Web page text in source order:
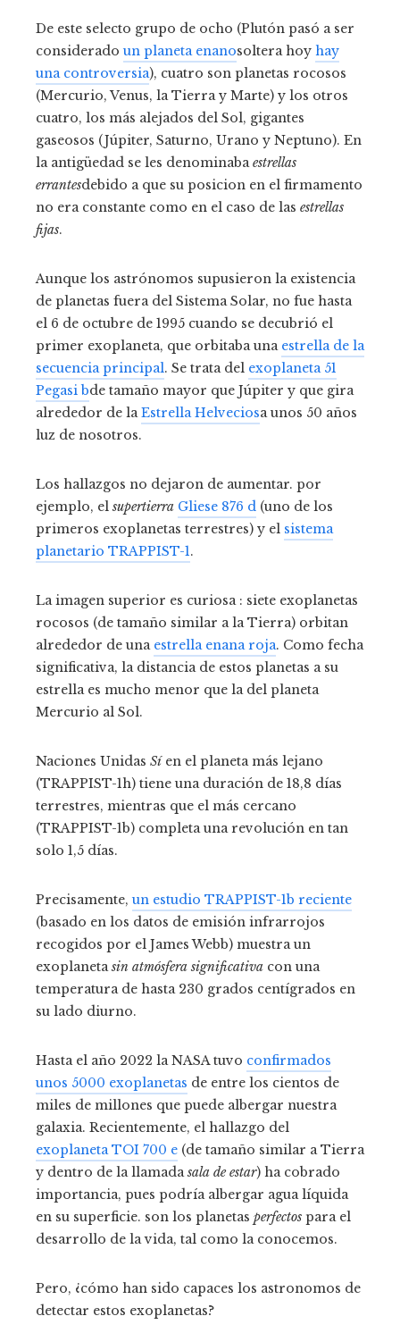
De este selecto grupo de ocho (Plutón pasó a ser
considerado un planeta enanosoltera hoy hay
una controversia), cuatro son planetas rocosos
(Mercurio, Venus, la Tierra y Marte) y los otros
cuatro, los más alejados del Sol, gigantes
gaseosos (Júpiter, Saturno, Urano y Neptuno). En
la antigüedad se les denominabaestrellas
errantesdebido a que su posicion en el firmamento
no era constante como en el caso de las estrellas
fijas.
Aunque los astrónomos supusieron la existencia
de planetas fuera del Sistema Solar, no fue hasta
el 6 de octubre de 1995 cuando se decubrió el
primer exoplaneta, que orbitaba una estrella de la
secuencia principal. Se trata del exoplaneta 51
Pegasi bde tamaño mayor que Júpiter y que gira
alrededor de laEstrella Helveciosa unos 50 años
luz de nosotros.
Los hallazgos no dejaron de aumentar. por
ejemplo, el supertierra Gliese 876 d (uno de los
primeros exoplanetas terrestres) y el sistema
planetario TRAPPIST-1.
La imagen superior es curiosa : siete exoplanetas
rocosos (de tamaño similar a la Tierra) orbitan
alrededor de una estrella enana roja. Como fecha
significativa, la distancia de estos planetas a su
estrella es mucho menor que la del planeta
Mercurio al Sol.
Naciones Unidas Síen el planeta más lejano
(TRAPPIST-1h) tiene una duración de 18,8 días
terrestres, mientras que el más cercano
(TRAPPIST-1b) completa una revolución en tan
solo 1,5 días.
Precisamente, un estudio TRAPPIST-1b reciente
(basado en los datos de emisión infrarrojos
recogidos por el James Webb) muestra un
exoplanetasin atmósfera significativa con una
temperatura de hasta 230 grados centígrados en
su lado diurno.
Hasta el año 2022 la NASA tuvo confirmados
unos 5000 exoplanetas de entre los cientos de
miles de millones que puede albergar nuestra
galaxia. Recientemente, el hallazgo del
exoplaneta TOI 700 e (de tamaño similar a Tierra
y dentro de la llamadasala de estar) ha cobrado
importancia, pues podría albergar agua líquida
en su superficie. son los planetas perfectos para el
desarrollo de la vida, tal como la conocemos.
Pero, ¿cómo han sido capaces los astronomos de
detectar estos exoplanetas?